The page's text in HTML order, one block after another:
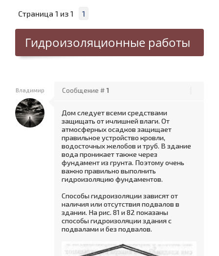
Страница 1 из 1 1
Гидроизоляционные работы
Владимир Сообщение #1
Дом следует всеми средствами
защищать от ичлишней влаги. От
атмосферных осадков защищает
правильное устройство кровли,
водосточных желобов и труб. В здание
вода проникает также через
фундамент из грунта. Поэтому очень
важно правильно выполнить
гидроизоляцию фундаментов.
Способы гидроизоляции зависят от
наличия или отсутствия подвалов в
здании. На рис. 81 и 82 показаны
способы гидроизоляции здания с
подвалами и без подвалов.